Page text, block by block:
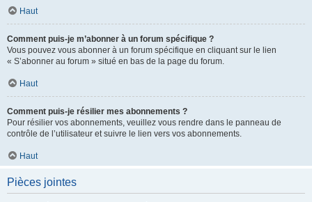
Haut
Comment puis-je m’abonner à un forum spécifique ?
Vous pouvez vous abonner à un forum spécifique en cliquant sur le lien
« S’abonner au forum » situé en bas de la page du forum.
Haut
Comment puis-je résilier mes abonnements ?
Pour résilier vos abonnements, veuillez vous rendre dans le panneau de
contrôle de l’utilisateur et suivre le lien vers vos abonnements.
Haut
Pièces jointes